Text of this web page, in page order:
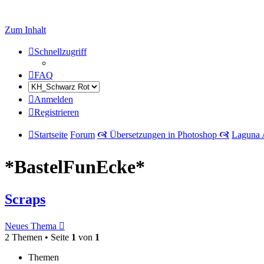
Zum Inhalt
Schnellzugriff
FAQ
Anmelden
Registrieren
Startseite Forum 🙧 Übersetzungen in Photoshop 🙧 Laguna
*BastelFunEcke*
Scraps
Neues Thema
2 Themen • Seite 1 von 1
Themen